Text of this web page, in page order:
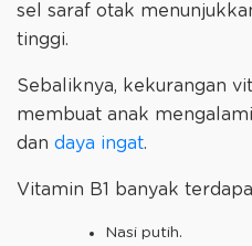
sel saraf otak
tinggi.
Sebaliknya, kekurangan
membuat anak
dan daya ingat.
Vitamin B1 banyak
Nasi putih.